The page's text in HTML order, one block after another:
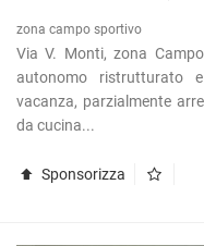
zona campo sportivo
Via V. Monti, zona
autonomo ristrutturato
vacanza, parzialmente
da cucina...
Sponsorizza